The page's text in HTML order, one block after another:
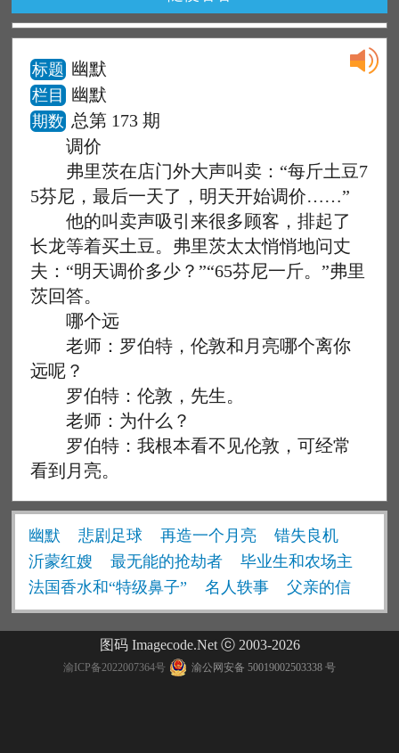
标题 幽默
栏目 幽默
期数 总第 173 期
调价
弗里茨在店门外大声叫卖：“每斤土豆7
5芬尼，最后一天了，明天开始调价……”
他的叫卖声吸引来很多顾客，排起了
长龙等着买土豆。弗里茨太太悄悄地问丈
夫：“明天调价多少？”“65芬尼一斤。”弗里
茨回答。
哪个远
老师：罗伯特，伦敦和月亮哪个离你
远呢？
罗伯特：伦敦，先生。
老师：为什么？
罗伯特：我根本看不见伦敦，可经常
看到月亮。
幽默 悲剧足球 再造一个月亮
错失良机
沂蒙红嫂
最无能的抢劫者
毕业生和农场主
法国香水和“特级鼻子”
名人轶事 父亲的信
图码 Imagecode.Net ⓒ 2003-2026
渝ICP备2022007364号 渝公网安备 50019002503338 号